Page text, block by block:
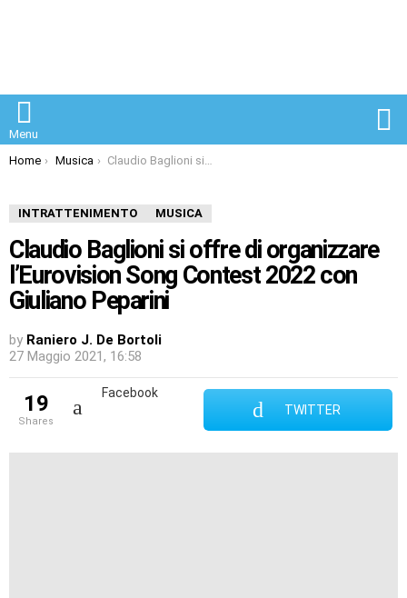
Menu
You are here:
Home Musica Claudio Baglioni si offre di organizzare l’Eurovision Song Contest 2022 con Giuliano Peparini
INTRATTENIMENTO MUSICA
Claudio Baglioni si offre di organizzare
l’Eurovision Song Contest 2022 con
Giuliano Peparini
by Raniero J. De Bortoli
27 Maggio 2021, 16:58
19
shares
Facebook
TWITTER